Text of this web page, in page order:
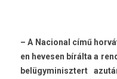
– A Nacion­al című
en heves­en bírálta a
be­lügyminisztert